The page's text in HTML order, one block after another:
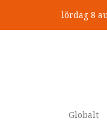
huvudinnehåll
lördag 8
Globalt